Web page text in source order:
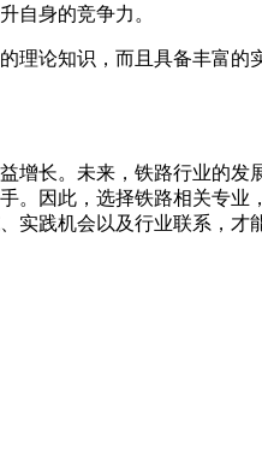
自身的竞争力。
论知识，而且具备丰富
长。未来，铁路行业的
因此，选择铁路相关专
践机会以及行业联系，